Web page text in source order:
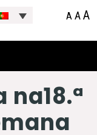
A AA